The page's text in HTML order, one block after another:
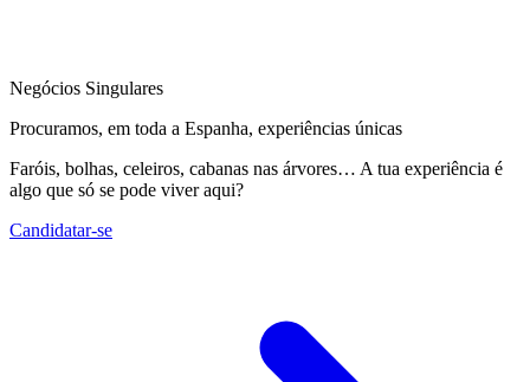
Negócios Singulares
Procuramos, em toda a Espanha, experiências únicas
Faróis, bolhas, celeiros, cabanas nas árvores… A tua experiência é
algo que só se pode viver aqui?
Candidatar-se